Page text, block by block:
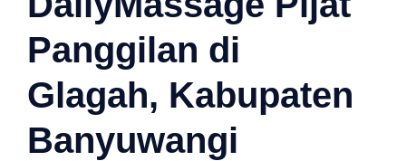
Panggilan di
Glagah, Kabupaten
Banyuwangi